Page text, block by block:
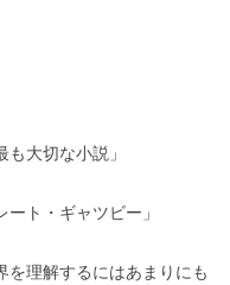
大切な小説」
ト・ギャツビー」
を理解するにはあまりにも